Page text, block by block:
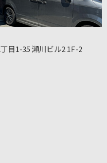
目1-35 瀬川ビル2 1F-2